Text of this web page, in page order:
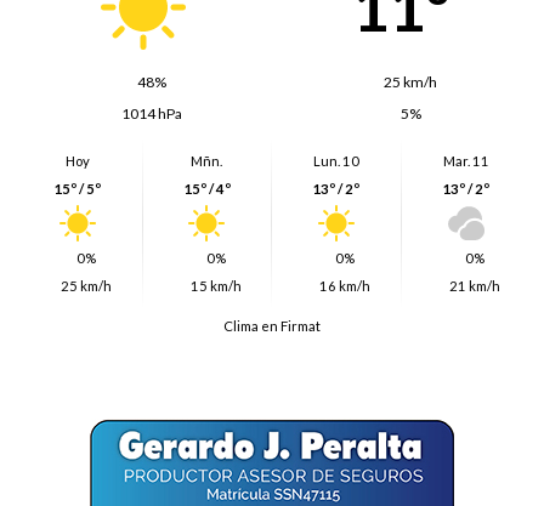
48%
25 km/h
1014 hPa
5%
Hoy
15º / 5º
0%
25 km/h
Mñn.
15º / 4º
0%
15 km/h
Lun. 10
13º / 2º
0%
16 km/h
Mar. 11
13º / 2º
0%
21 km/h
Clima en Firmat